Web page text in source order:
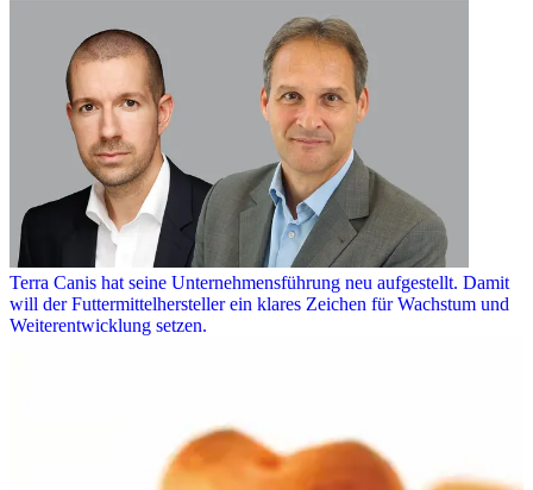
Terra Canis hat seine Unternehmensführung neu aufgestellt. Damit
will der Futtermittelhersteller ein klares Zeichen für Wachstum und
Weiterentwicklung setzen.